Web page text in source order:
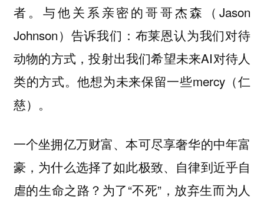
者。与他关系亲密的哥哥杰森（Jason
Johnson）告诉我们：布莱恩认为我们对待
动物的方式，投射出我们希望未来AI对待人
类的方式。他想为未来保留一些mercy（仁
慈）。
一个坐拥亿万财富、本可尽享奢华的中年富
豪，为什么选择了如此极致、自律到近乎自
虐的生命之路？为了“不死”，放弃生而为人